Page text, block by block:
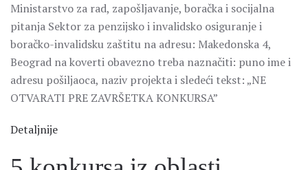
Ministarstvo za rad, zapošljavanje, boračka i socijalna
pitanja Sektor za penzijsko i invalidsko osiguranje i
boračko-invalidsku zaštitu na adresu: Makedonska 4,
Beograd na koverti obavezno treba naznačiti: puno ime i
adresu pošiljaoca, naziv projekta i sledeći tekst: „NE
OTVARATI PRE ZAVRŠETKA KONKURSA”
Detaljnije